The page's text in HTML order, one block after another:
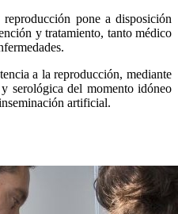
pone a disposición
y tratamiento, tanto médico
a la reproducción, mediante
serológica del momento idóneo
artificial.